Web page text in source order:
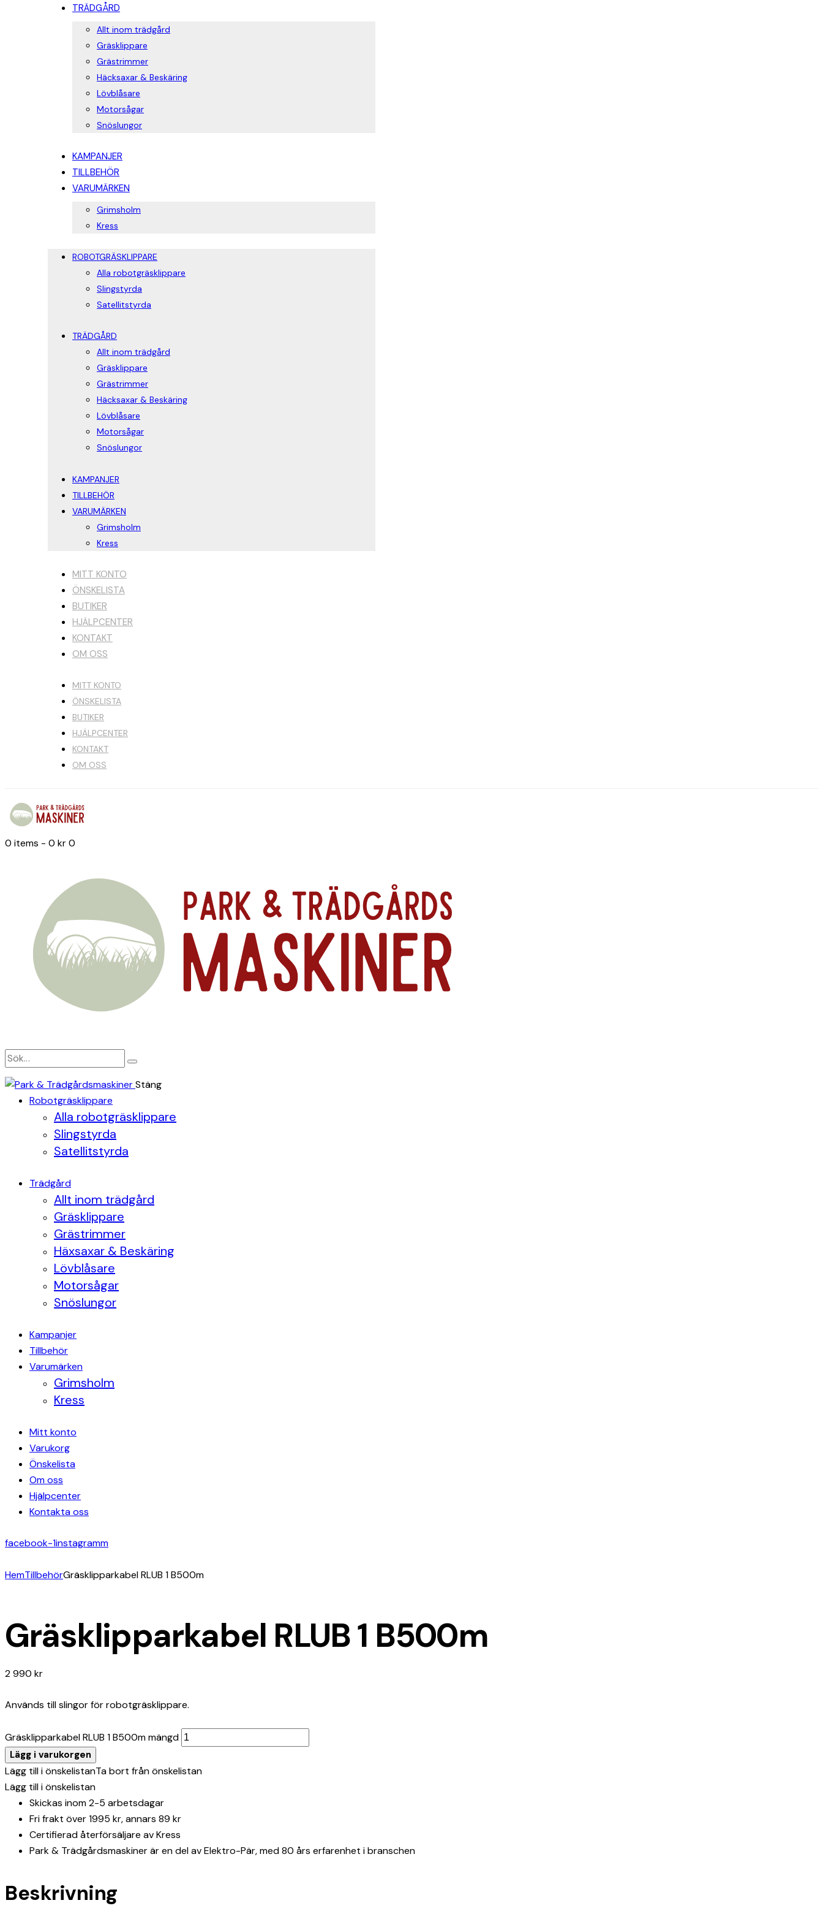
TRÄDGÅRD
Allt inom trädgård
Gräsklippare
Grästrimmer
Häcksaxar & Beskäring
Lövblåsare
Motorsågar
Snöslungor
KAMPANJER
TILLBEHÖR
VARUMÄRKEN
Grimsholm
Kress
ROBOTGRÄSKLIPPARE
Alla robotgräsklippare
Slingstyrda
Satellitstyrda
TRÄDGÅRD
Allt inom trädgård
Gräsklippare
Grästrimmer
Häcksaxar & Beskäring
Lövblåsare
Motorsågar
Snöslungor
KAMPANJER
TILLBEHÖR
VARUMÄRKEN
Grimsholm
Kress
MITT KONTO
ÖNSKELISTA
BUTIKER
HJÄLPCENTER
KONTAKT
OM OSS
MITT KONTO
ÖNSKELISTA
BUTIKER
HJÄLPCENTER
KONTAKT
OM OSS
0 items - 0 kr0
Stäng
Robotgräsklippare
Alla robotgräsklippare
Slingstyrda
Satellitstyrda
Trädgård
Allt inom trädgård
Gräsklippare
Grästrimmer
Häxsaxar & Beskäring
Lövblåsare
Motorsågar
Snöslungor
Kampanjer
Tillbehör
Varumärken
Grimsholm
Kress
Mitt konto
Varukorg
Önskelista
Om oss
Hjälpcenter
Kontakta oss
facebook-1instagramm
HemTillbehörGräsklipparkabel RLUB 1 B500m
Gräsklipparkabel RLUB 1 B500m
2 990 kr
Används till slingor för robotgräsklippare.
Gräsklipparkabel RLUB 1 B500m mängd
Lägg i varukorgen
Lägg till i önskelistanTa bort från önskelistan
Lägg till i önskelistan
Skickas inom 2-5 arbetsdagar
Fri frakt över 1995 kr, annars 89 kr
Certifierad återförsäljare av Kress
Park & Trädgårdsmaskiner är en del av Elektro-Pär, med 80 års erfarenhet i branschen
Beskrivning